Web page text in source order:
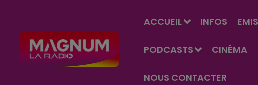
ACCUEIL INFOS
PODCASTS CINÉMA
NOUS CONTACTER